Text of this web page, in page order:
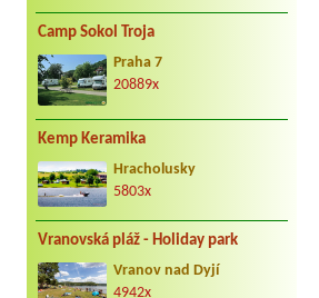
Camp Sokol Troja
Praha 7
20889x
Kemp Keramika
Hracholusky
5803x
Vranovská pláž - Holiday park
Vranov nad Dyjí
4942x